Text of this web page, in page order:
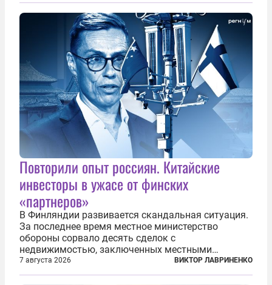
Повторили опыт россиян. Китайские
инвесторы в ужасе от финских
«партнеров»
В Финляндии развивается скандальная ситуация.
За последнее время местное министерство
обороны сорвало десять сделок с
недвижимостью, заключенных местными
фирмами с китайским капиталом. Чиновники
заявили, что они могли заключаться с целью
7 августа 2026 ВИКТОР ЛАВРИНЕНКО